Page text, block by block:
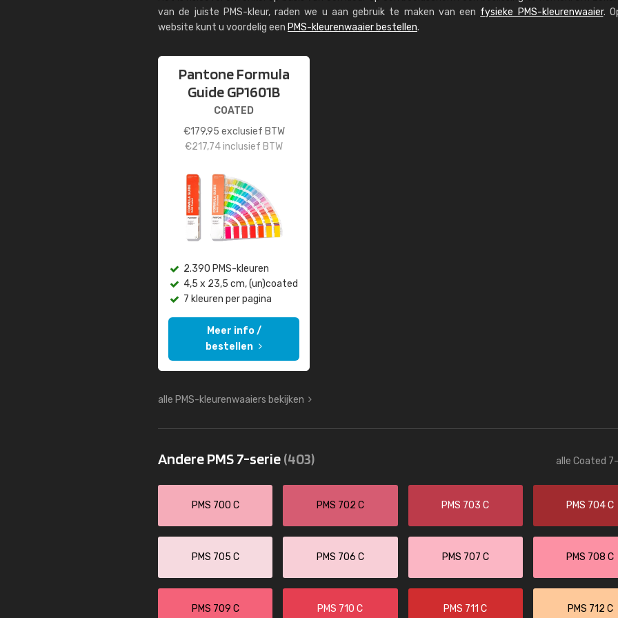
van de juiste PMS-kleur, raden we u aan gebruik te maken van een fysieke PMS-kleurenwaaier.
website kunt u voordelig een PMS-kleurenwaaier bestellen.
Pantone Formula
Guide GP1601B
COATED
€179,95 exclusief BTW
€217,74inclusief BTW
2.390 PMS-kleuren
4,5 x 23,5 cm, (un)coated
7 kleuren per pagina
Meer info /
bestellen
alle PMS-kleurenwaaiers bekijken
Andere PMS 7-serie(403) alle Coated
PMS 700 C PMS 702 C PMS 703 C PMS 704 C
PMS 705 C PMS 706 C PMS 707 C PMS 708 C
PMS 709 C PMS 710 C PMS 711 C PMS 712 C